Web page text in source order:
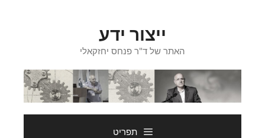
ייצור ידע
האתר של ד"ר פנחס יחזקאלי
תפריט